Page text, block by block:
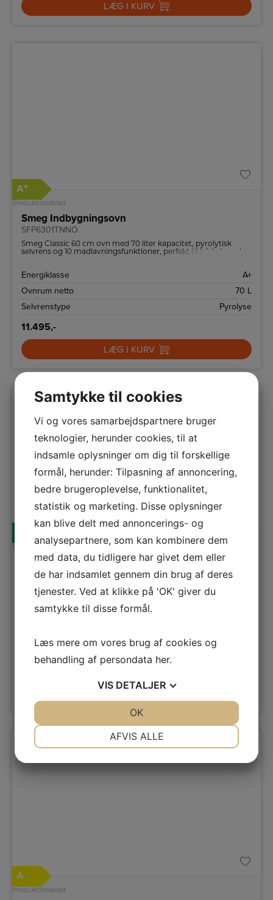
LÆG I KURV
A+
Produktdatablad
Smeg Indbygningsovn
SFP6301TNNO
Smeg Classic 60 cm ovn med 70 liter kapacitet, pyrolytisk
selvrens og 10 madlavningsfunktioner, perfekt til både hverdag
Energiklasse
A+
Ovnrum netto
70 L
Selvrenstype
Pyrolyse
11.495,-
LÆG I KURV
Produktdatablad
Bosch Indbygningsovn
HBG517CW1S
Indbygget ovn i hvidt design. Den har et praktisk
stegetermometer og automatiske madlavningsprogrammer,
der hjælper dig med altid at få perfekte resultater.
Stegetermometer
LÆG I KURV
A
Produktdatablad
Samtykke til cookies
Vi og vores samarbejdspartnere bruger
teknologier, herunder cookies, til at
indsamle oplysninger om dig til forskellige
formål, herunder: Tilpasning af annoncering,
bedre brugeroplevelse, funktionalitet,
statistik og marketing. Disse oplysninger
kan blive delt med annoncerings- og
analysepartnere, som kan kombinere dem
med data, du tidligere har givet dem eller
de har indsamlet gennem din brug af deres
tjenester. Ved at klikke på 'OK' giver du
samtykke til disse formål.
Læs mere om vores brug af cookies og
behandling af persondata her.
VIS DETALJER
AFVIS ALLE
OK